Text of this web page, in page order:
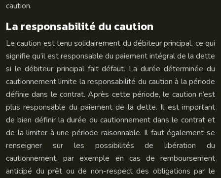
caution.
La responsabilité du caution
Le caution est tenu solidairement du débiteur principal, ce qui
signifie qu’il est responsable du paiement intégral de la dette
si le débiteur principal fait défaut. La durée déterminée du
cautionnement limite la responsabilité du caution à la période
définie dans le contrat. Après cette période, le caution n’est
plus responsable du paiement de la dette. Il est important
de bien définir la durée du cautionnement dans le contrat et
de la limiter à une période raisonnable. Il faut également se
renseigner sur les possibilités de libération du
cautionnement, par exemple en cas de remboursement
anticipé du prêt ou de non-respect des obligations par le